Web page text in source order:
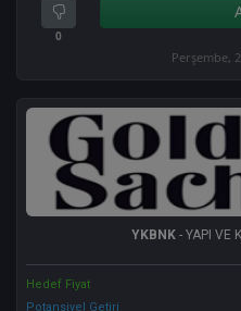
0
Perşembe,
YKBNK - YAPI VE
Hedef Fiyat
Potansiyel Getiri